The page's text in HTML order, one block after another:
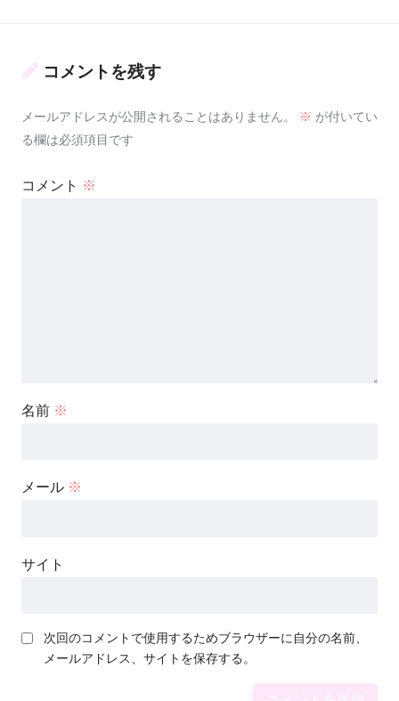
コメントを残す
メールアドレスが公開されることはありません。 ※ が付いてい
る欄は必須項目です
コメント ※
名前 ※
メール ※
サイト
次回のコメントで使用するためブラウザーに自分の名前、
メールアドレス、サイトを保存する。